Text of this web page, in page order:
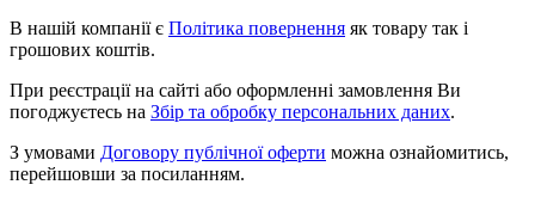
В нашій компанії є Політика повернення як товару так і
грошових коштів.
При реєстрації на сайті або оформленні замовлення Ви
погоджуєтесь на Збір та обробку персональних даних.
З умовами Договору публічної оферти можна ознайомитись,
перейшовши за посиланням.